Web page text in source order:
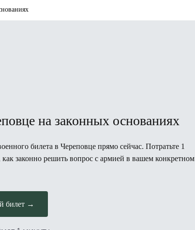
на законных основаниях
билета в Череповце прямо сейчас. Потратьте 1
законно решить вопрос с армией в вашем конкретном
билет →